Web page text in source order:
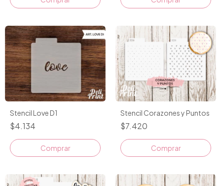
Stencil Love D1
$4.134
Stencil Corazones y Puntos
$7.420